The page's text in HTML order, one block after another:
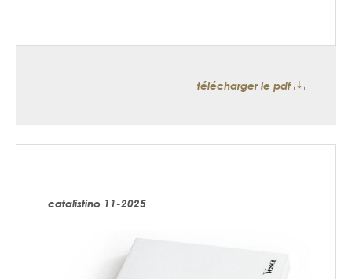
télécharger le pdf
catalistino 11-2025